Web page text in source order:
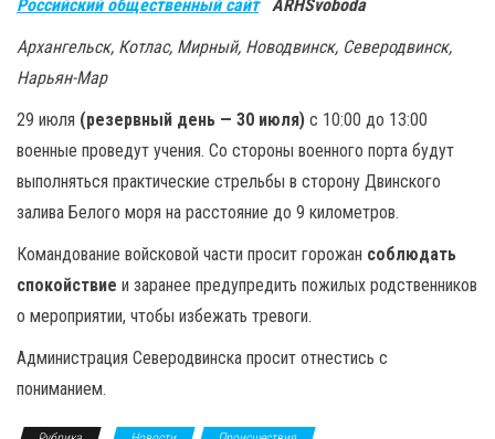
Российский общественный сайтARHSvoboda
Архангельск, Котлас, Мирный, Новодвинск, Северодвинск,
Нарьян-Мар
29 июля (резервный день — 30 июля) с 10:00 до 13:00
военные проведут учения. Со стороны военного порта будут
выполняться практические стрельбы в сторону Двинского
залива Белого моря на расстояние до 9 километров.
Командование войсковой части просит горожан соблюдать
спокойствие и заранее предупредить пожилых родственников
о мероприятии, чтобы избежать тревоги.
Администрация Северодвинска просит отнестись с
пониманием.